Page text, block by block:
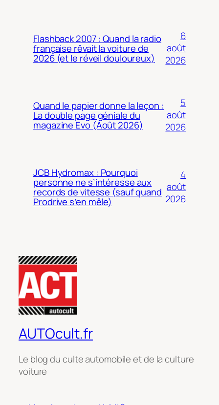
Flashback 2007 : Quand la radio
française rêvait la voiture de
2026 (et le réveil douloureux)
6
août
2026
Quand le papier donne la leçon :
La double page géniale du
magazine Evo (Août 2026)
5
août
2026
JCB Hydromax : Pourquoi
personne ne s’intéresse aux
records de vitesse (sauf quand
Prodrive s’en mêle)
4
août
2026
AUTOcult.fr
Le blog du culte automobile et de la culture
voiture